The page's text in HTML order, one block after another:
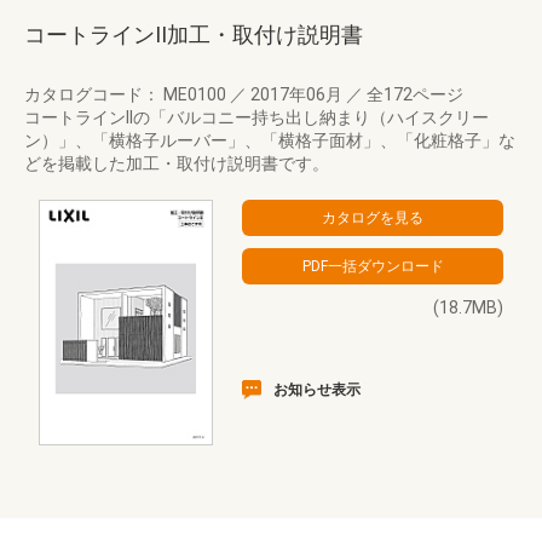
コートラインII加工・取付け説明書
カタログコード： ME0100 ／ 2017年06月 ／ 全172ページ
コートラインIIの「バルコニー持ち出し納まり（ハイスクリー
ン）」、「横格子ルーバー」、「横格子面材」、「化粧格子」な
どを掲載した加工・取付け説明書です。
(18.7MB)
お知らせ表示